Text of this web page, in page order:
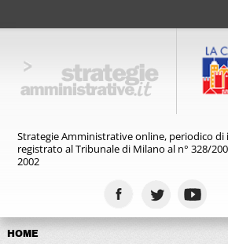
Strategie Amministrative online, periodico di
registratoal Tribunale di Milano al n° 328/
2002
HOME